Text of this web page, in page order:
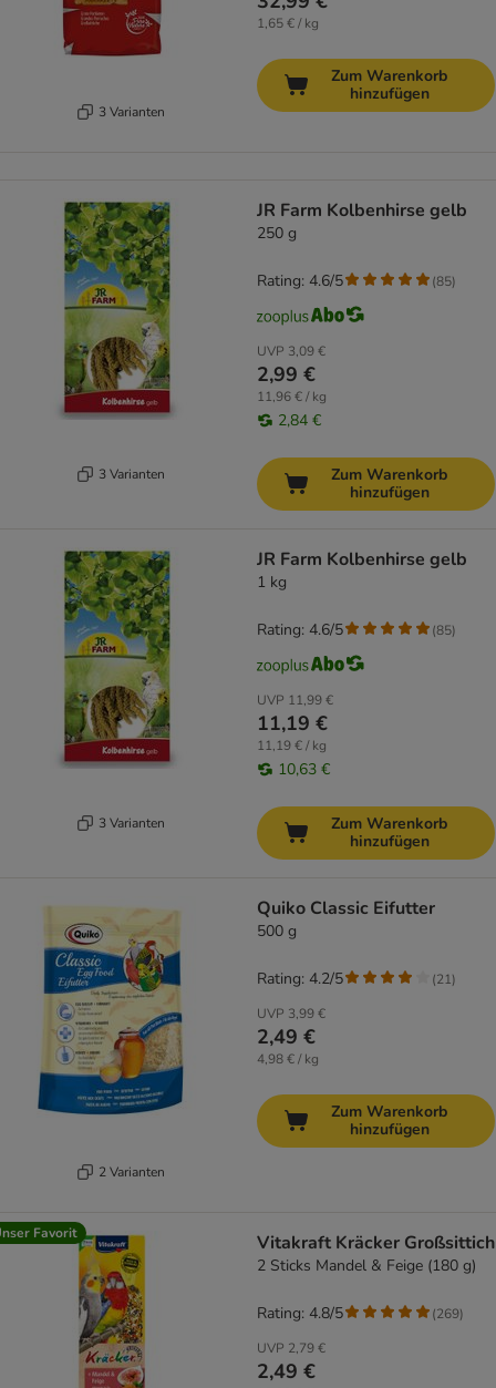
3 Varianten
1,65 € / kg
Zum Warenkorb
hinzufügen
3 Varianten
JR Farm Kolbenhirse gelb
250 g
UVP 3,09 €
2,99 €
11,96 € / kg
2,84 €
Rating: 4.6/5 (85)
Zum Warenkorb
hinzufügen
3 Varianten
JR Farm Kolbenhirse gelb
1 kg
UVP 11,99 €
11,19 €
11,19 € / kg
10,63 €
Rating: 4.6/5 (85)
Zum Warenkorb
hinzufügen
2 Varianten
Quiko Classic Eifutter
500 g
UVP 3,99 €
2,49 €
4,98 € / kg
Rating: 4.2/5 (21)
Zum Warenkorb
hinzufügen
Favorit Vitakraft Kräcker Großsittich
2 Sticks Mandel & Feige (180 g)
UVP 2,79 €
2,49 €
Rating: 4.8/5 (269)